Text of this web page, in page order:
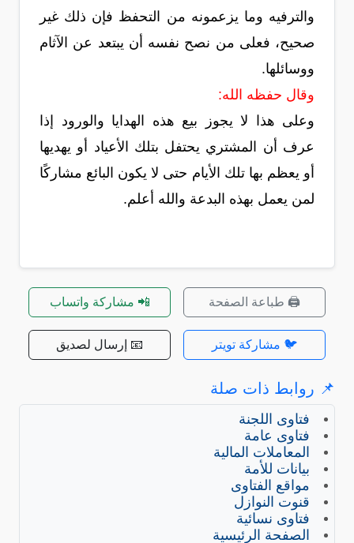
والترفيه وما يزعمونه من التحفظ فإن ذلك غير
صحيح، فعلى من نصح نفسه أن يبتعد عن الآثام
ووسائلها.
وقال حفظه الله:
وعلى هذا لا يجوز بيع هذه الهدايا والورود إذا
عرف أن المشتري يحتفل بتلك الأعياد أو يهديها
أو يعظم بها تلك الأيام حتى لا يكون البائع مشاركًا
لمن يعمل بهذه البدعة والله أعلم.
🖨️ طباعة الصفحة 📲 مشاركة واتساب
🐦 مشاركة تويتر 📧 إرسال لصديق
📌 روابط ذات صلة
فتاوى اللجنة
فتاوى عامة
المعاملات المالية
بيانات للأمة
مواقع الفتاوى
قنوت النوازل
فتاوى نسائية
الصفحة الرئيسية